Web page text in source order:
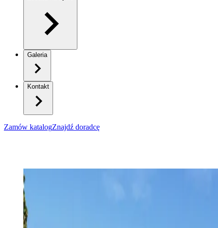
Galeria
Kontakt
Zamów katalogZnajdź doradcę